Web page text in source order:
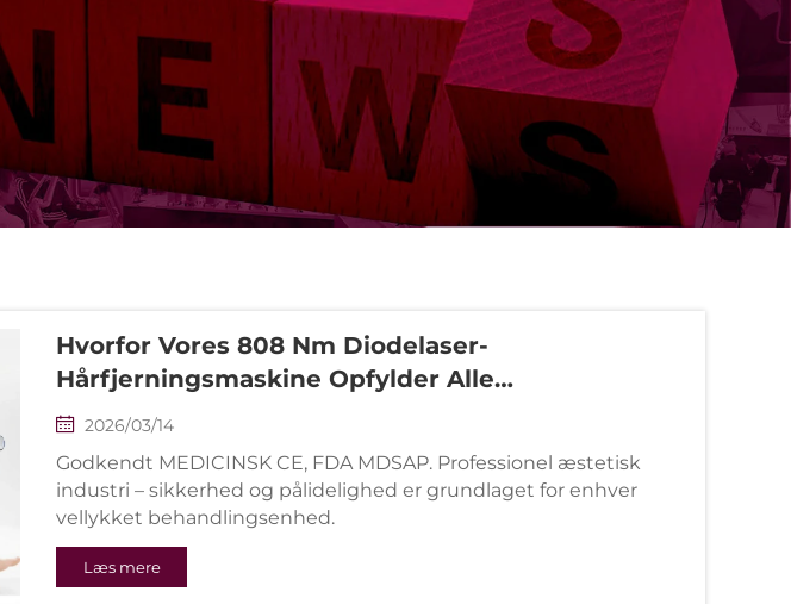
Hvorfor Vores 808 Nm Diodelaser-
Hårfjerningsmaskine Opfylder Alle
Sikkerhedscertificeringer.
2026/03/14
Godkendt MEDICINSK CE, FDA MDSAP. Professionel æstetisk
industri – sikkerhed og pålidelighed er grundlaget for enhver
vellykket behandlingsenhed.
Læs mere